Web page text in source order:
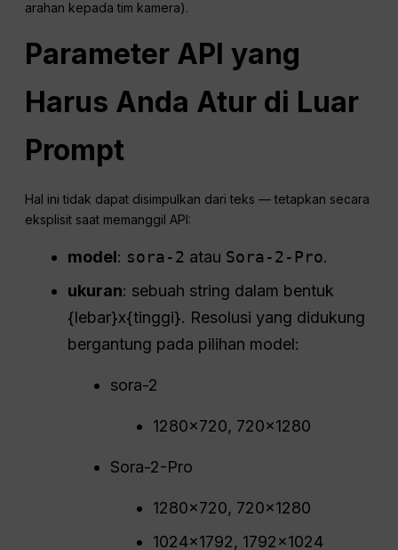
arahan kepada tim kamera).
Parameter API yang
Harus Anda Atur di Luar
Prompt
Hal ini tidak dapat disimpulkan dari teks — tetapkan secara
eksplisit saat memanggil API:
model: sora-2 atau Sora-2-Pro.
ukuran: sebuah string dalam bentuk
{lebar}x{tinggi}. Resolusi yang didukung
bergantung pada pilihan model:
sora-2
1280×720, 720×1280
Sora-2-Pro
1280×720, 720×1280
1024×1792, 1792×1024